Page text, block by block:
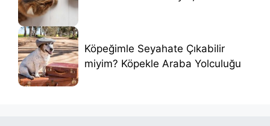
Köpeğimle Seyahate Çıkabilir
miyim? Köpekle Araba Yolculuğu